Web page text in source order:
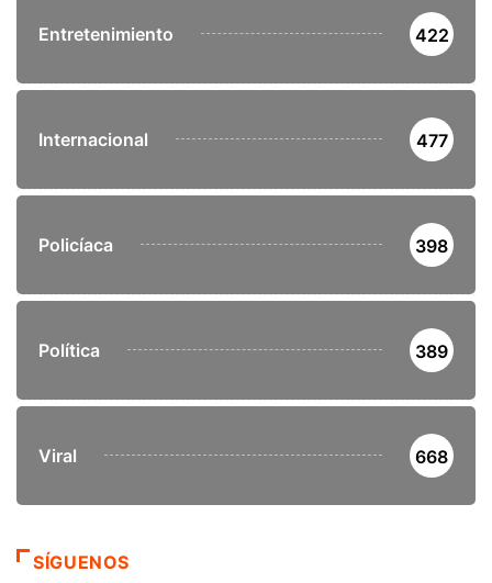
Entretenimiento 422
Internacional 477
Policíaca 398
Política 389
Viral 668
SÍGUENOS